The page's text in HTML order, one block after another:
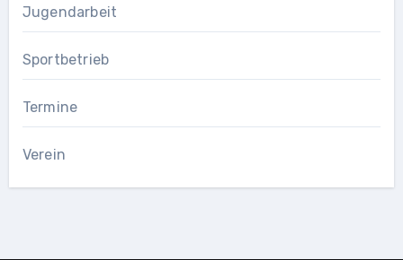
Jugendarbeit
Sportbetrieb
Termine
Verein